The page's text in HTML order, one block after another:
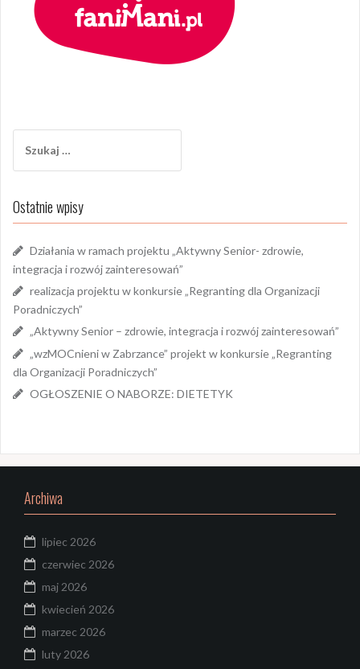
Ostatnie wpisy
Działania w ramach projektu „Aktywny Senior- zdrowie,
integracja i rozwój zainteresowań”
realizacja projektu w konkursie „Regranting dla Organizacji
Poradniczych”
„Aktywny Senior – zdrowie, integracja i rozwój zainteresowań”
„wzMOCnieni w Zabrzance” projekt w konkursie „Regranting
dla Organizacji Poradniczych”
OGŁOSZENIE O NABORZE: DIETETYK
Archiwa
lipiec 2026
czerwiec 2026
maj 2026
kwiecień 2026
marzec 2026
luty 2026